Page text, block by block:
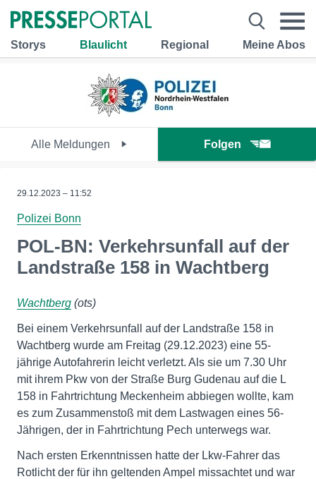
Storys Blaulicht Regional Meine Abos
Alle Meldungen Folgen
29.12.2023 – 11:52
Polizei Bonn
POL-BN: Verkehrsunfall auf der
Landstraße 158 in Wachtberg
Wachtberg (ots)
Bei einem Verkehrsunfall auf der Landstraße 158 in
Wachtberg wurde am Freitag (29.12.2023) eine 55-
jährige Autofahrerin leicht verletzt. Als sie um 7.30 Uhr
mit ihrem Pkw von der Straße Burg Gudenau auf die L
158 in Fahrtrichtung Meckenheim abbiegen wollte, kam
es zum Zusammenstoß mit dem Lastwagen eines 56-
Jährigen, der in Fahrtrichtung Pech unterwegs war.
Nach ersten Erkenntnissen hatte der Lkw-Fahrer das
Rotlicht der für ihn geltenden Ampel missachtet und war